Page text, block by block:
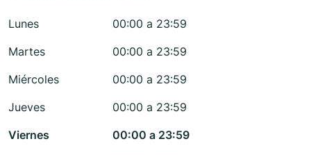
Lunes
00:00 a 23:59
Martes
00:00 a 23:59
Miércoles
00:00 a 23:59
Jueves
00:00 a 23:59
Viernes
00:00 a 23:59